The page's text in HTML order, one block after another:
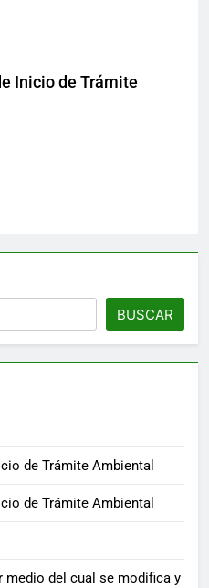
Inicio de Trámite
BUSCAR
de Trámite Ambiental
de Trámite Ambiental
medio del cual se modifica y